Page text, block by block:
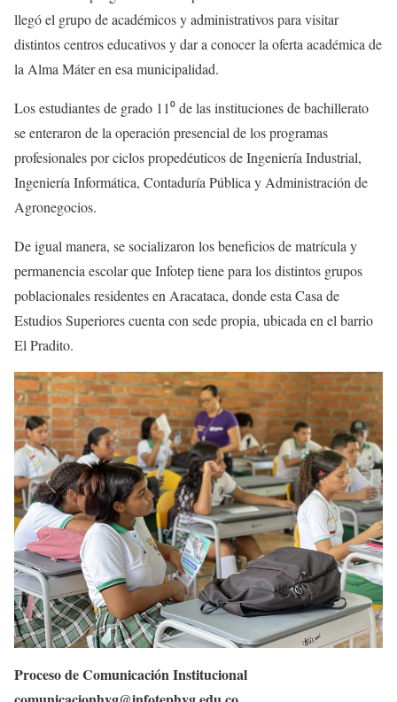
llegó el grupo de académicos y administrativos para visitar
distintos centros educativos y dar a conocer la oferta académica de
la Alma Máter en esa municipalidad.
Los estudiantes de grado 11⁰ de las instituciones de bachillerato
se enteraron de la operación presencial de los programas
profesionales por ciclos propedéuticos de Ingeniería Industrial,
Ingeniería Informática, Contaduría Pública y Administración de
Agronegocios.
De igual manera, se socializaron los beneficios de matrícula y
permanencia escolar que Infotep tiene para los distintos grupos
poblacionales residentes en Aracataca, donde esta Casa de
Estudios Superiores cuenta con sede propia, ubicada en el barrio
El Pradito.
Proceso de Comunicación Institucional